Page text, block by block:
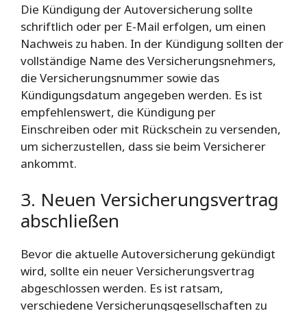
Die Kündigung der Autoversicherung sollte
schriftlich oder per E-Mail erfolgen, um einen
Nachweis zu haben. In der Kündigung sollten der
vollständige Name des Versicherungsnehmers,
die Versicherungsnummer sowie das
Kündigungsdatum angegeben werden. Es ist
empfehlenswert, die Kündigung per
Einschreiben oder mit Rückschein zu versenden,
um sicherzustellen, dass sie beim Versicherer
ankommt.
3. Neuen Versicherungsvertrag
abschließen
Bevor die aktuelle Autoversicherung gekündigt
wird, sollte ein neuer Versicherungsvertrag
abgeschlossen werden. Es ist ratsam,
verschiedene Versicherungsgesellschaften zu